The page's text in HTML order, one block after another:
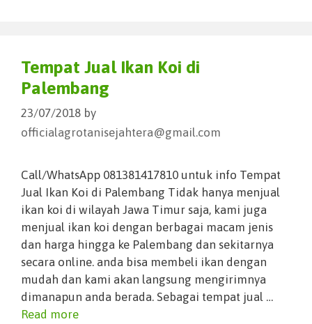
Tempat Jual Ikan Koi di
Palembang
23/07/2018 by
officialagrotanisejahtera@gmail.com
Call/WhatsApp 081381417810 untuk info Tempat
Jual Ikan Koi di Palembang Tidak hanya menjual
ikan koi di wilayah Jawa Timur saja, kami juga
menjual ikan koi dengan berbagai macam jenis
dan harga hingga ke Palembang dan sekitarnya
secara online. anda bisa membeli ikan dengan
mudah dan kami akan langsung mengirimnya
dimanapun anda berada. Sebagai tempat jual …
Read more